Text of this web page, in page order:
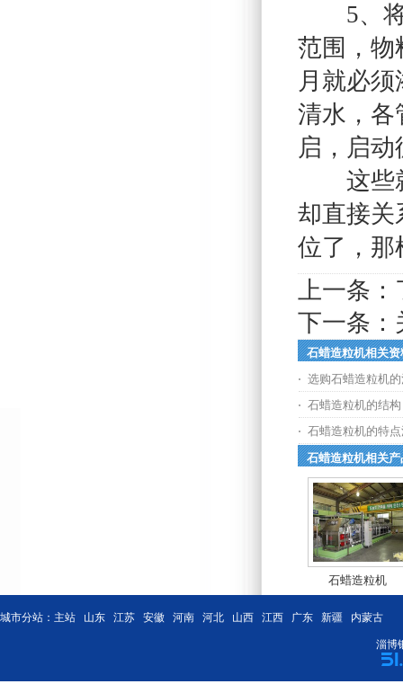
5、将
范围，物
月就必
清水，各
启，启
这些就
却直接关
位了，那
上一条：
下一条：
石蜡造粒机相关资
选购石蜡造粒机
石蜡造粒机的结构
石蜡造粒机的特
石蜡造粒机相关产
石蜡造粒机
城市分站： 主站 山东 江苏 安徽 河南 河北 山西 江西 广东 新疆 内蒙古
淄博